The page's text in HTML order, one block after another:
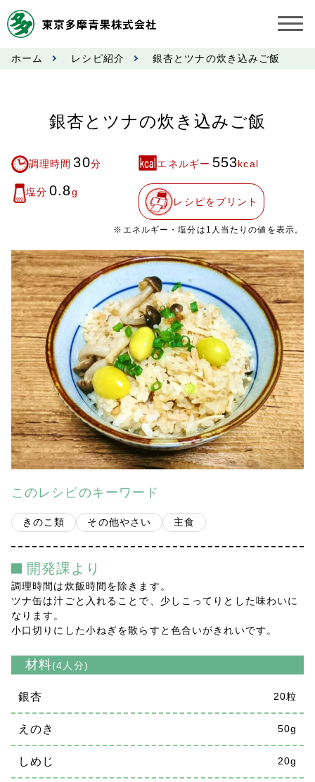
お知らせ
市況情報
奨励金受託手数料
営業日カレンダー
会社案内
多摩青果便り
採用情報
アクセス
プライバシーポリシー
ホーム レシピ紹介 銀杏とツナの炊き込みご飯
銀杏とツナの炊き込みご飯
調理時間 30分 エネルギー 553kcal
塩分 0.8g
レシピをプリント
※エネルギー・塩分は1人当たりの値を表示。
このレシピのキーワード
きのこ類 その他やさい 主食
開発課より
調理時間は炊飯時間を除きます。
ツナ缶は汁ごと入れることで、少しこってりとした味わいに
なります。
小口切りにした小ねぎを散らすと色合いがきれいです。
材料(4人分)
銀杏 20粒
えのき 50g
しめじ 20g